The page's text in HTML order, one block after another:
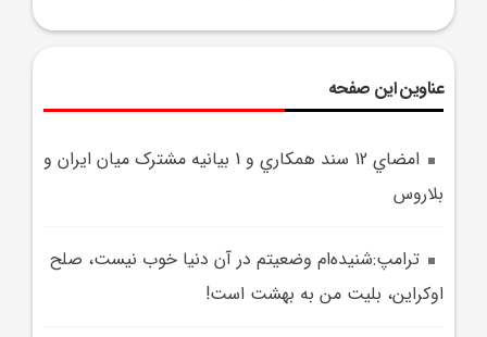
عناوین این صفحه
امضاي 12 سند همکاري و 1 بيانيه مشترک ميان ايران و
بلاروس
ترامپ:شنیده‌ام وضعیتم در آن دنیا خوب نیست، صلح
اوکراين، بليت من به بهشت است!